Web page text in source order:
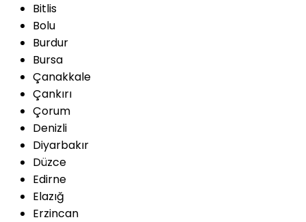
Bitlis
Bolu
Burdur
Bursa
Çanakkale
Çankırı
Çorum
Denizli
Diyarbakır
Düzce
Edirne
Elazığ
Erzincan